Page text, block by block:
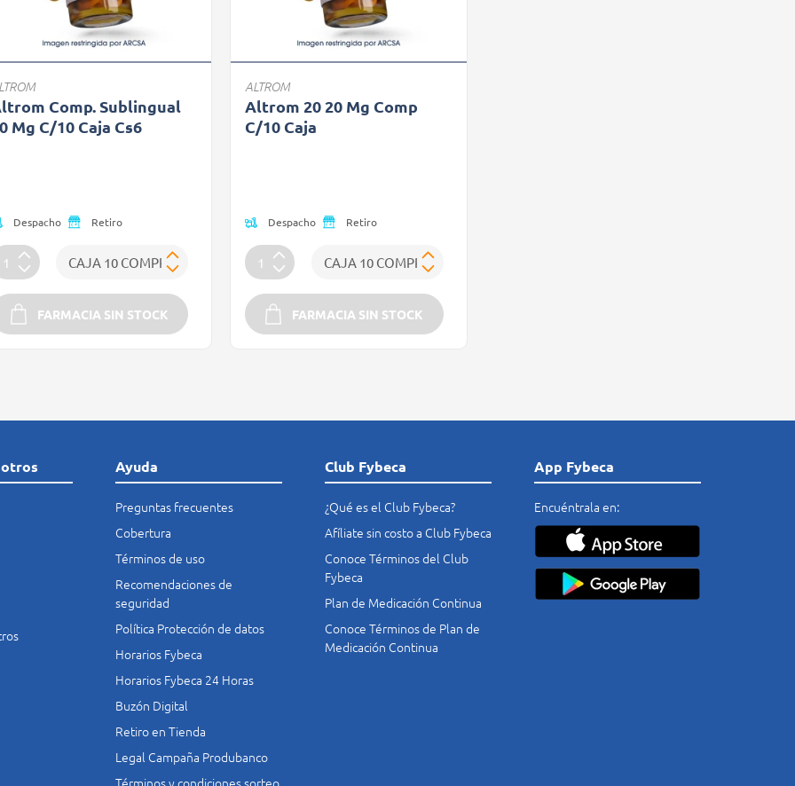
Comp. Sublingual
Mg C/10 Caja Cs6
Despacho Retiro
FARMACIA SIN STOCK
ALTROM
Altrom 20 20 Mg Comp
C/10 Caja
Despacho Retiro
FARMACIA SIN STOCK
Ayuda
Preguntas frecuentes
Cobertura
Términos de uso
Recomendaciones de
seguridad
Política Protección de datos
Horarios Fybeca
Horarios Fybeca 24 Horas
Buzón Digital
Retiro en Tienda
Legal Campaña Produbanco
Club Fybeca
¿Qué es el Club Fybeca?
Afíliate sin costo a Club Fybeca
Conoce Términos del Club
Fybeca
Plan de Medicación Continua
Conoce Términos de Plan de
Medicación Continua
App Fybeca
Encuéntrala en: